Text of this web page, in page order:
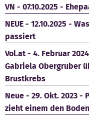
VN - 07.10.2025 -
NEUE - 12.10.2025 -
passiert
Vol.at - 4. Februar
Gabriela Obergruber
Brustkrebs
Neue - 29. Okt. 2023 -
zieht einem den